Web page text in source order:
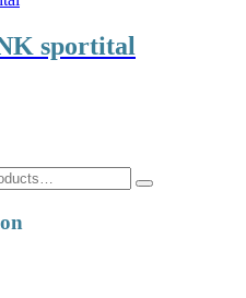
sportital